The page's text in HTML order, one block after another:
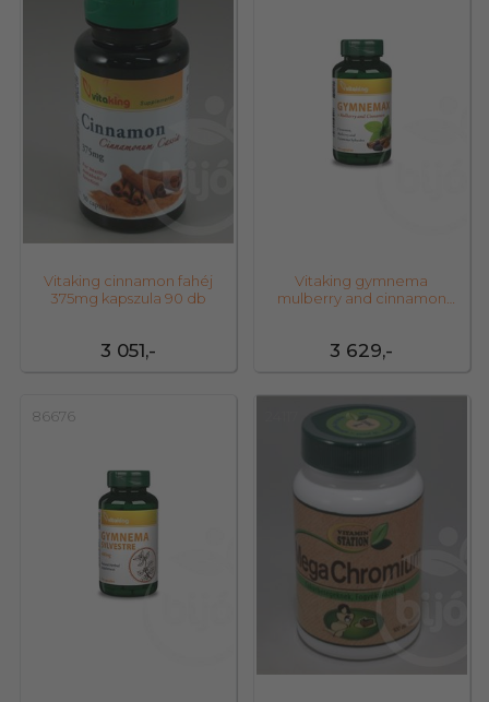
3 051,-
Vitaking cinnamon fahéj
375mg kapszula 90 db
3 629,-
Vitaking gymnema
mulberry and cinnamon
86676